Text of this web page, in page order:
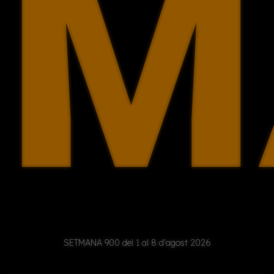
SETMANA 900 del 1 al 8 d'agost 2026